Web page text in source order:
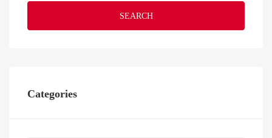
SEARCH
Categories